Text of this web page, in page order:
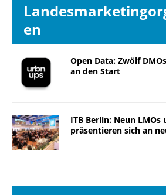
en
Open Data: Zwölf
an den Start
ITB Berlin: Neun LMOs
präsentieren sich an